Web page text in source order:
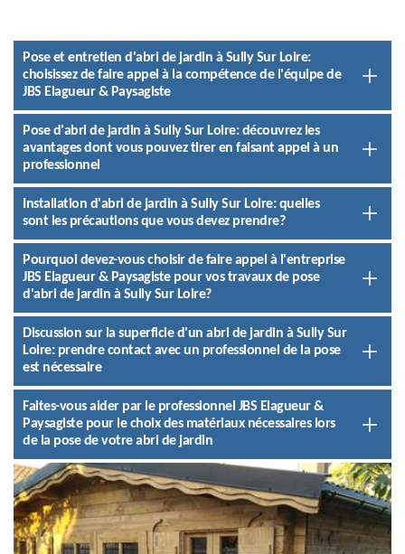
Pose et entretien d'abri de jardin à Sully Sur Loire:
choisissez de faire appel à la compétence de l'équipe de
JBS Elagueur & Paysagiste
Pose d'abri de jardin à Sully Sur Loire: découvrez les
avantages dont vous pouvez tirer en faisant appel à un
professionnel
Installation d'abri de jardin à Sully Sur Loire: quelles
sont les précautions que vous devez prendre?
Pourquoi devez-vous choisir de faire appel à l'entreprise
JBS Elagueur & Paysagiste pour vos travaux de pose
d'abri de jardin à Sully Sur Loire?
Discussion sur la superficie d'un abri de jardin à Sully Sur
Loire: prendre contact avec un professionnel de la pose
est nécessaire
Faites-vous aider par le professionnel JBS Elagueur &
Paysagiste pour le choix des matériaux nécessaires lors
de la pose de votre abri de jardin